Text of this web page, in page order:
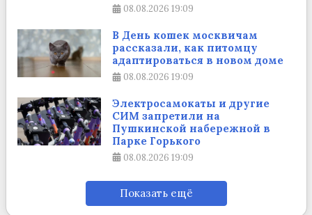
08.08.2026 19:09
В День кошек москвичам
рассказали, как питомцу
адаптироваться в новом доме
08.08.2026 19:09
Электросамокаты и другие
СИМ запретили на
Пушкинской набережной в
Парке Горького
08.08.2026 19:09
Показать ещё